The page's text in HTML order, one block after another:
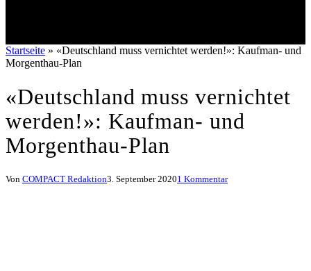
Startseite » «Deutschland muss vernichtet werden!»: Kaufman- und
Morgenthau-Plan
«Deutschland muss vernichtet
werden!»: Kaufman- und
Morgenthau-Plan
Von COMPACT Redaktion3. September 20201 Kommentar